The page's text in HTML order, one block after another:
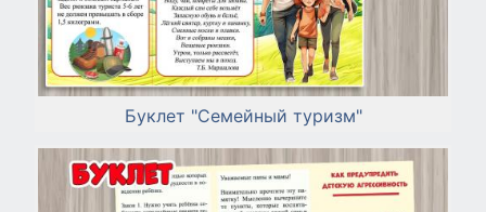
Буклет "Семейный туризм"